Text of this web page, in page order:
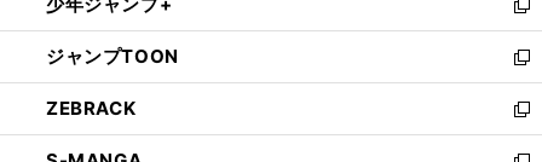
で
開
く
ド
ウ
で
開
く
ィ
ン
ド
ウ
で
開
い
ウ
ィ
ン
ド
ウ
新
し
い
ウ
ィ
ン
ジャンプTOON
新
し
い
ウ
ZEBRACK
新
し